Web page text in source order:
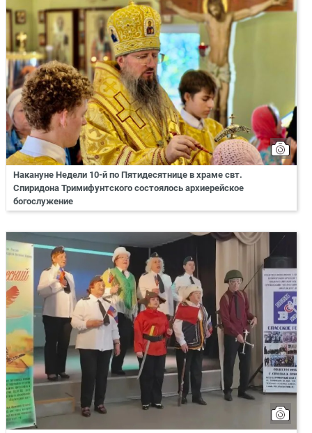
Накануне Недели 10-й по Пятидесятнице в храме свт.
Спиридона Тримифунтского состоялось архиерейское
богослужение